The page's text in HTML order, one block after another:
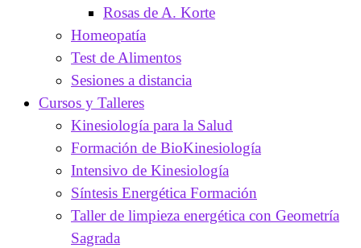
Rosas de A. Korte
Homeopatía
Test de Alimentos
Sesiones a distancia
Cursos y Talleres
Kinesiología para la Salud
Formación de BioKinesiología
Intensivo de Kinesiología
Síntesis Energética Formación
Taller de limpieza energética con Geometría
Sagrada